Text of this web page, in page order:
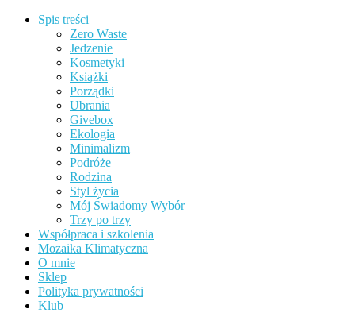
Spis treści
Zero Waste
Jedzenie
Kosmetyki
Książki
Porządki
Ubrania
Givebox
Ekologia
Minimalizm
Podróże
Rodzina
Styl życia
Mój Świadomy Wybór
Trzy po trzy
Współpraca i szkolenia
Mozaika Klimatyczna
O mnie
Sklep
Polityka prywatności
Klub